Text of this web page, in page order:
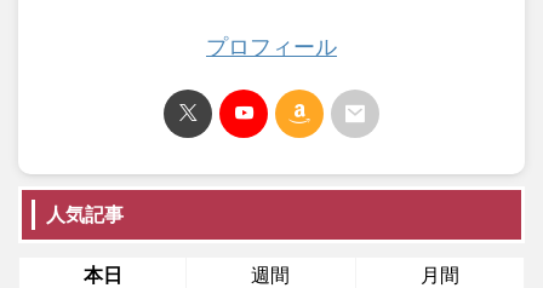
プロフィール
人気記事
本日 週間 月間